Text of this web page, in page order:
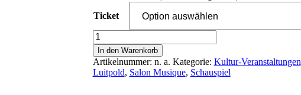
Ticket
SALON
LUITPOLD
Musique
|
Junge
In den Warenkorb
Artikelnummer: n. a. Kategorie: Kultur-Veranstaltungen
Luitpold, Salon Musique, Schauspiel